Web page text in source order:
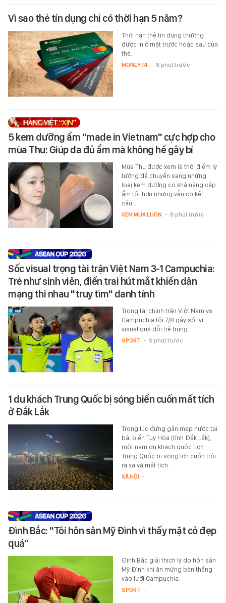
Vì sao thẻ tín dụng chỉ có thời hạn 5 năm?
Thời hạn thẻ tín dụng thường
được in ở mặt trước hoặc sau của
thẻ.
MONEY.14 - 8 phút trước
5 kem dưỡng ẩm "made in Vietnam" cực hợp cho
mùa Thu: Giúp da đủ ẩm mà không hề gây bí
Mùa Thu được xem là thời điểm lý
tưởng để chuyển sang những
loại kem dưỡng có khả năng cấp
ẩm tốt hơn nhưng vẫn có kết
cấu…
XEM MUA LUÔN - 8 phút trước
Sốc visual trọng tài trận Việt Nam 3-1 Campuchia:
Trẻ như sinh viên, điển trai hút mắt khiến dân
mạng thi nhau "truy tìm" danh tính
Trọng tài chính trận Việt Nam vs
Campuchia tối 7/8 gây sốt vì
visual quá đỗi trẻ trung.
SPORT - 9 phút trước
1 du khách Trung Quốc bị sóng biển cuốn mất tích
ở Đắk Lắk
Trong lúc đứng gần mép nước tại
bãi biển Tuy Hòa (tỉnh Đắk Lắk),
một nam du khách quốc tịch
Trung Quốc bị sóng lớn cuốn trôi
ra xa và mất tích.
XÃ HỘI -
Đình Bắc: "Tôi hôn sân Mỹ Đình vì thấy mặt cỏ đẹp
quá"
Đình Bắc giải thích lý do hôn sân
Mỹ Đình khi ăn mừng bàn thắng
vào lưới Campuchia.
SPORT -